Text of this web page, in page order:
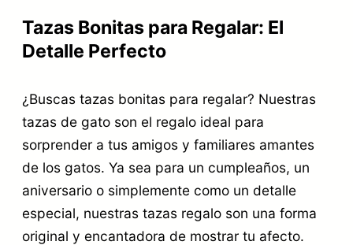
Tazas Bonitas para Regalar: El
Detalle Perfecto
¿Buscas tazas bonitas para regalar? Nuestras
tazas de gato son el regalo ideal para
sorprender a tus amigos y familiares amantes
de los gatos. Ya sea para un cumpleaños, un
aniversario o simplemente como un detalle
especial, nuestras tazas regalo son una forma
original y encantadora de mostrar tu afecto.